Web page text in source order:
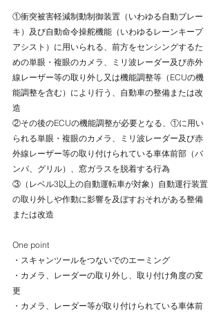
①衝突被害軽減制動制御装置（いわゆる自動ブレー
キ）及び自動命令操舵機能（いわゆるレーンキープ
アシスト）に用いられる、前方をセンシングするた
めの単眼・複眼のカメラ、ミリ波レーダー及び赤外
線レーザー等の取り外し又は機能調整等（ECUの機
能調整を含む）により行う、自動車の整備または改
造
②その後のECUの機能調整が必要となる、①に用い
られる単眼・複眼のカメラ、ミリ波レーダー及び赤
外線レーザー等の取り付けられている車体前部（バ
ンパ、グリル）、窓ガラスを脱着する行為
③（レベル3以上の自動運転車が対象）自動運行装置
の取り外しや作動に影響を及ぼすおそれがある整備
または改造
One point
・スキャンツールをつないでのエーミング
・カメラ、レーダーの取り外し、取り付け角度の変
更
・カメラ、レーダー等が取り付けられている車体前